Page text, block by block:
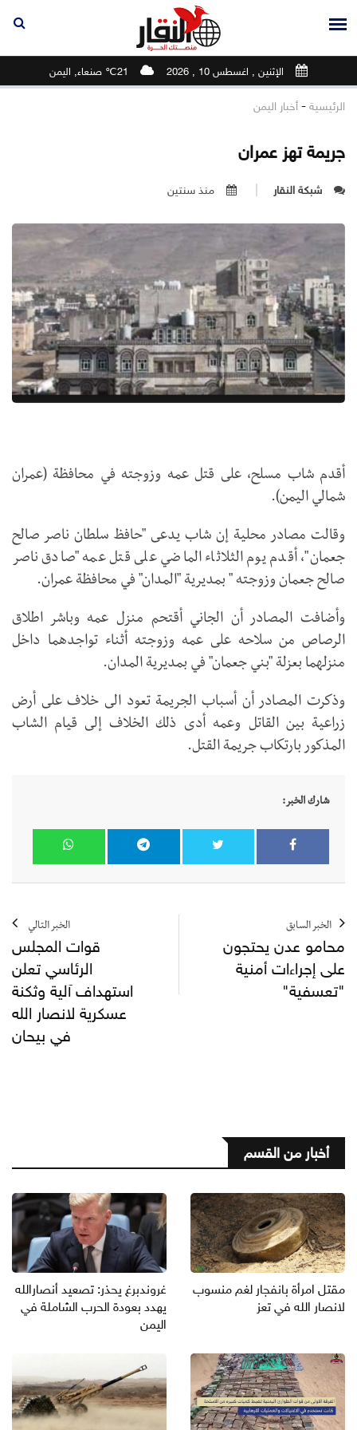
الإثنين , اغسطس 10 , 2026 21℃ صنعاء, اليمن
الرئيسية - أخبار اليمن
جريمة تهز عمران
شبكة النقار منذ سنتين
أقدم شاب مسلح، على قتل عمه وزوجته في محافظة (عمران
شمالي اليمن).
وقالت مصادر محلية إن شاب يدعى "حافظ سلطان ناصر صالح
جعمان"، أقدم يوم الثلاثاء الماضي على قتل عمه "صادق ناصر
صالح جعمان وزوجته " بمديرية "المدان" في محافظة عمران.
وأضافت المصادر أن الجاني أقتحم منزل عمه وباشر اطلاق
الرصاص من سلاحه على عمه وزوجته أثناء تواجدهما داخل
منزلهما بعزلة "بني جعمان" في بمديرية المدان.
وذكرت المصادر أن أسباب الجريمة تعود الى خلاف على أرض
زراعية بين القاتل وعمه أدى ذلك الخلاف إلى قيام الشاب
المذكور بارتكاب جريمة القتل.
شارك الخبر:
الخبر السابق
محامو عدن يحتجون
على إجراءات أمنية
"تعسفية"
الخبر التالي
قوات المجلس
الرئاسي تعلن
استهداف آلية وثكنة
عسكرية لانصار الله
في بيحان
أخبار من القسم
مقتل امرأة بانفجار لغم منسوب
لانصار الله في تعز
غروندبرغ يحذر: تصعيد أنصارالله
يهدد بعودة الحرب الشاملة في
اليمن